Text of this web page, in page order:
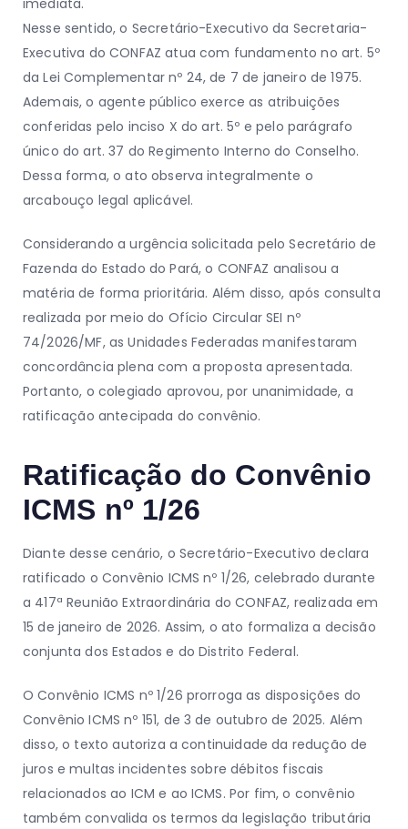
imediata.
Nesse sentido, o Secretário-Executivo da Secretaria-
Executiva do CONFAZ atua com fundamento no art. 5º
da Lei Complementar nº 24, de 7 de janeiro de 1975.
Ademais, o agente público exerce as atribuições
conferidas pelo inciso X do art. 5º e pelo parágrafo
único do art. 37 do Regimento Interno do Conselho.
Dessa forma, o ato observa integralmente o
arcabouço legal aplicável.
Considerando a urgência solicitada pelo Secretário de
Fazenda do Estado do Pará, o CONFAZ analisou a
matéria de forma prioritária. Além disso, após consulta
realizada por meio do Ofício Circular SEI nº
74/2026/MF, as Unidades Federadas manifestaram
concordância plena com a proposta apresentada.
Portanto, o colegiado aprovou, por unanimidade, a
ratificação antecipada do convênio.
Ratificação do Convênio
ICMS nº 1/26
Diante desse cenário, o Secretário-Executivo declara
ratificado o Convênio ICMS nº 1/26, celebrado durante
a 417ª Reunião Extraordinária do CONFAZ, realizada em
15 de janeiro de 2026. Assim, o ato formaliza a decisão
conjunta dos Estados e do Distrito Federal.
O Convênio ICMS nº 1/26 prorroga as disposições do
Convênio ICMS nº 151, de 3 de outubro de 2025. Além
disso, o texto autoriza a continuidade da redução de
juros e multas incidentes sobre débitos fiscais
relacionados ao ICM e ao ICMS. Por fim, o convênio
também convalida os termos da legislação tributária